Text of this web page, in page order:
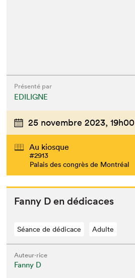
Présenté par
EDILIGNE
25 novembre 2023, 19h00
Au kiosque
#2913
Palais des congrès de Montréal
Fan­ny D en dédicaces
Séance de dédicace Adulte
Auteur·rice
Fanny D